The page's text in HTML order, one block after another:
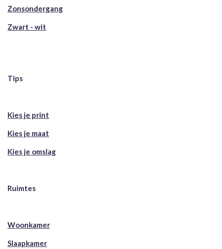
Zonsondergang
Zwart - wit
Tips
Kies je print
Kies je maat
Kies je omslag
Ruimtes
Woonkamer
Slaapkamer